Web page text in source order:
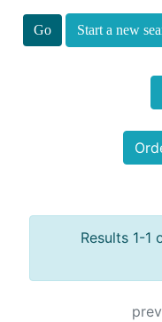
Start a new
Results 1-1